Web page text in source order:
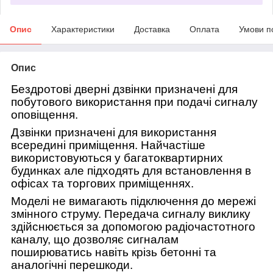
Опис Характеристики Доставка Оплата Умови
Опис
Бездротові дверні дзвінки призначені для
побутового використання при подачі сигналу
оповіщення.
Дзвінки призначені для використання
всередині приміщення. Найчастіше
використовуються у багатоквартирних
будинках але підходять для встановлення в
офісах та торгових приміщеннях.
Моделі не вимагають підключення до мережі
змінного струму. Передача сигналу виклику
здійснюється за допомогою радіочастотного
каналу, що дозволяє сигналам
поширюватись навіть крізь бетонні та
аналогічні перешкоди.